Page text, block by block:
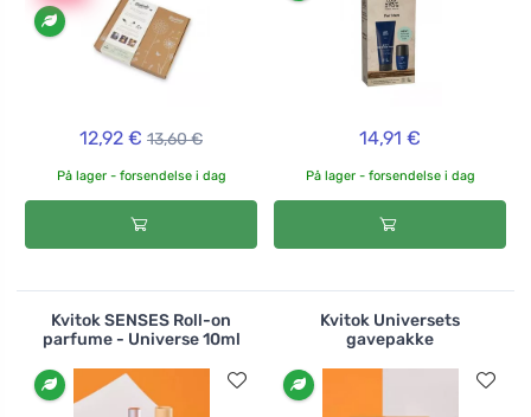
12,92 € 13,60 €
På lager - forsendelse i dag
14,91 €
På lager - forsendelse i dag
Kvitok SENSES Roll-on
parfume - Universe 10ml
Kvitok Universets
gavepakke